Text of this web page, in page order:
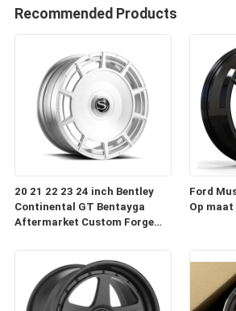
Recommended Products
20 21 22 23 24 inch Bentley
Continental GT Bentayga
Aftermarket Custom Forge
Ford
Op maat